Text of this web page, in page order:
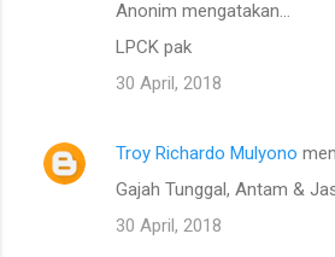
Anonim mengatakan…
LPCK pak
30 April, 2018
Troy Richardo Mulyono
Gajah Tunggal, Antam &
30 April, 2018